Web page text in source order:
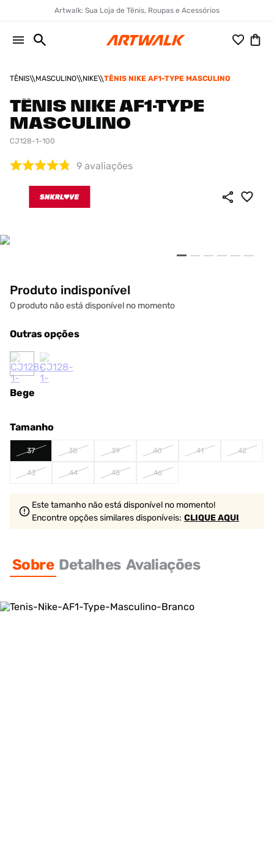
Artwalk: Sua Loja de Tênis, Roupas e Acessórios
TÊNIS MASCULINO NIKE TÊNIS NIKE AF1-TYPE MASCULINO
TÊNIS NIKE AF1-TYPE
MASCULINO
CJ128-1-100
9 avaliações
Produto indisponível
O produto não está disponível no momento
Outras opções
Bege
Tamanho
37 38 39 40 41 42
43 44 45 46
Este tamanho não está disponível no momento!
Encontre opções similaresdisponíveis: CLIQUE AQUI
Sobre Detalhes Avaliações